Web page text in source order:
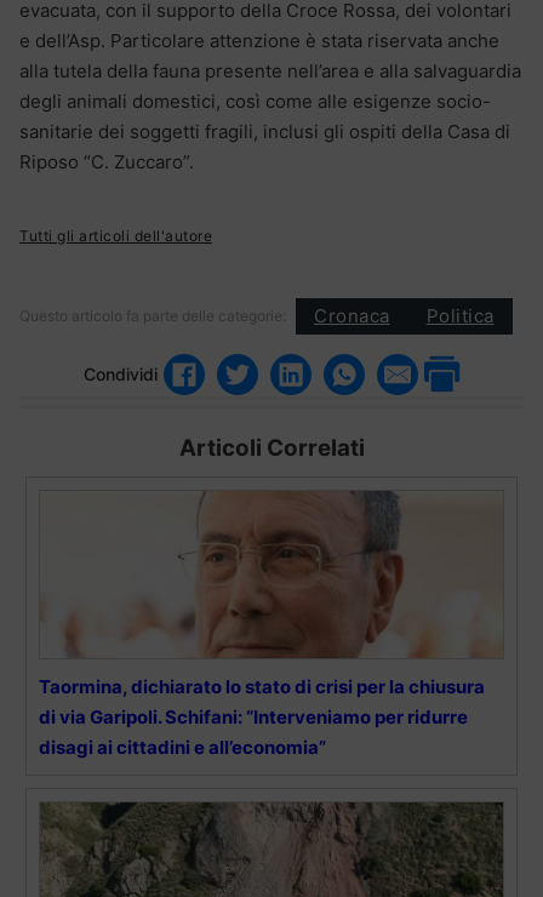
evacuata, con il supporto della Croce Rossa, dei volontari
e dell’Asp. Particolare attenzione è stata riservata anche
alla tutela della fauna presente nell’area e alla salvaguardia
degli animali domestici, così come alle esigenze socio-
sanitarie dei soggetti fragili, inclusi gli ospiti della Casa di
Riposo “C. Zuccaro”.
Tutti gli articoli dell'autore
Questo articolo fa parte delle categorie: Cronaca Politica
Condividi
Articoli Correlati
Taormina, dichiarato lo stato di crisi per la chiusura
di via Garipoli. Schifani: “Interveniamo per ridurre
disagi ai cittadini e all’economia”